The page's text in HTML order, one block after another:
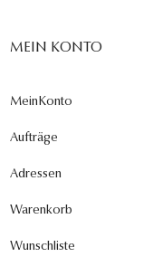
MEIN KONTO
MeinKonto
Aufträge
Adressen
Warenkorb
Wunschliste